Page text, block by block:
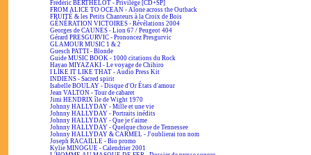
Frédéric BERTHELOT - Privilège [CD+SP]
FROM ALICE TO OCEAN - Alone across the Outback
FRUITÉ & les Petits Chanteurs à la Croix de Bois
GÉNÉRATION VICTOIRES - Révélations 2004
Georges de CAUNES - Lion 67 / Peugeot 404
Gérard PRESGURVIC - Prononcez Presgurvic
GLAMOUR MUSIC 1 & 2
Guesch PATTI - Blonde
Guide MUSIC BOOK - 1000 citations du Rock
Hayao MIYAZAKI - Le voyage de Chihiro
I LIKE IT LIKE THAT - Audio Press Kit
INDIENS - Sacred spirit
Isabelle BOULAY - Disque d'Or États d'amour
Jean VALTON - Tour de cabaret
Jimi HENDRIX île de Wight 1970
Johnny HALLYDAY - Mille et une vie
Johnny HALLYDAY - Portraits inédits
Johnny HALLYDAY - Que je t'aime
Johnny HALLYDAY - Quelque chose de Tennessee
Johnny HALLYDAY & CARMEL - J'oublierai ton nom
Joseph RACAILLE - Bio promo
Kylie MINOGUE - Calendrier 2001